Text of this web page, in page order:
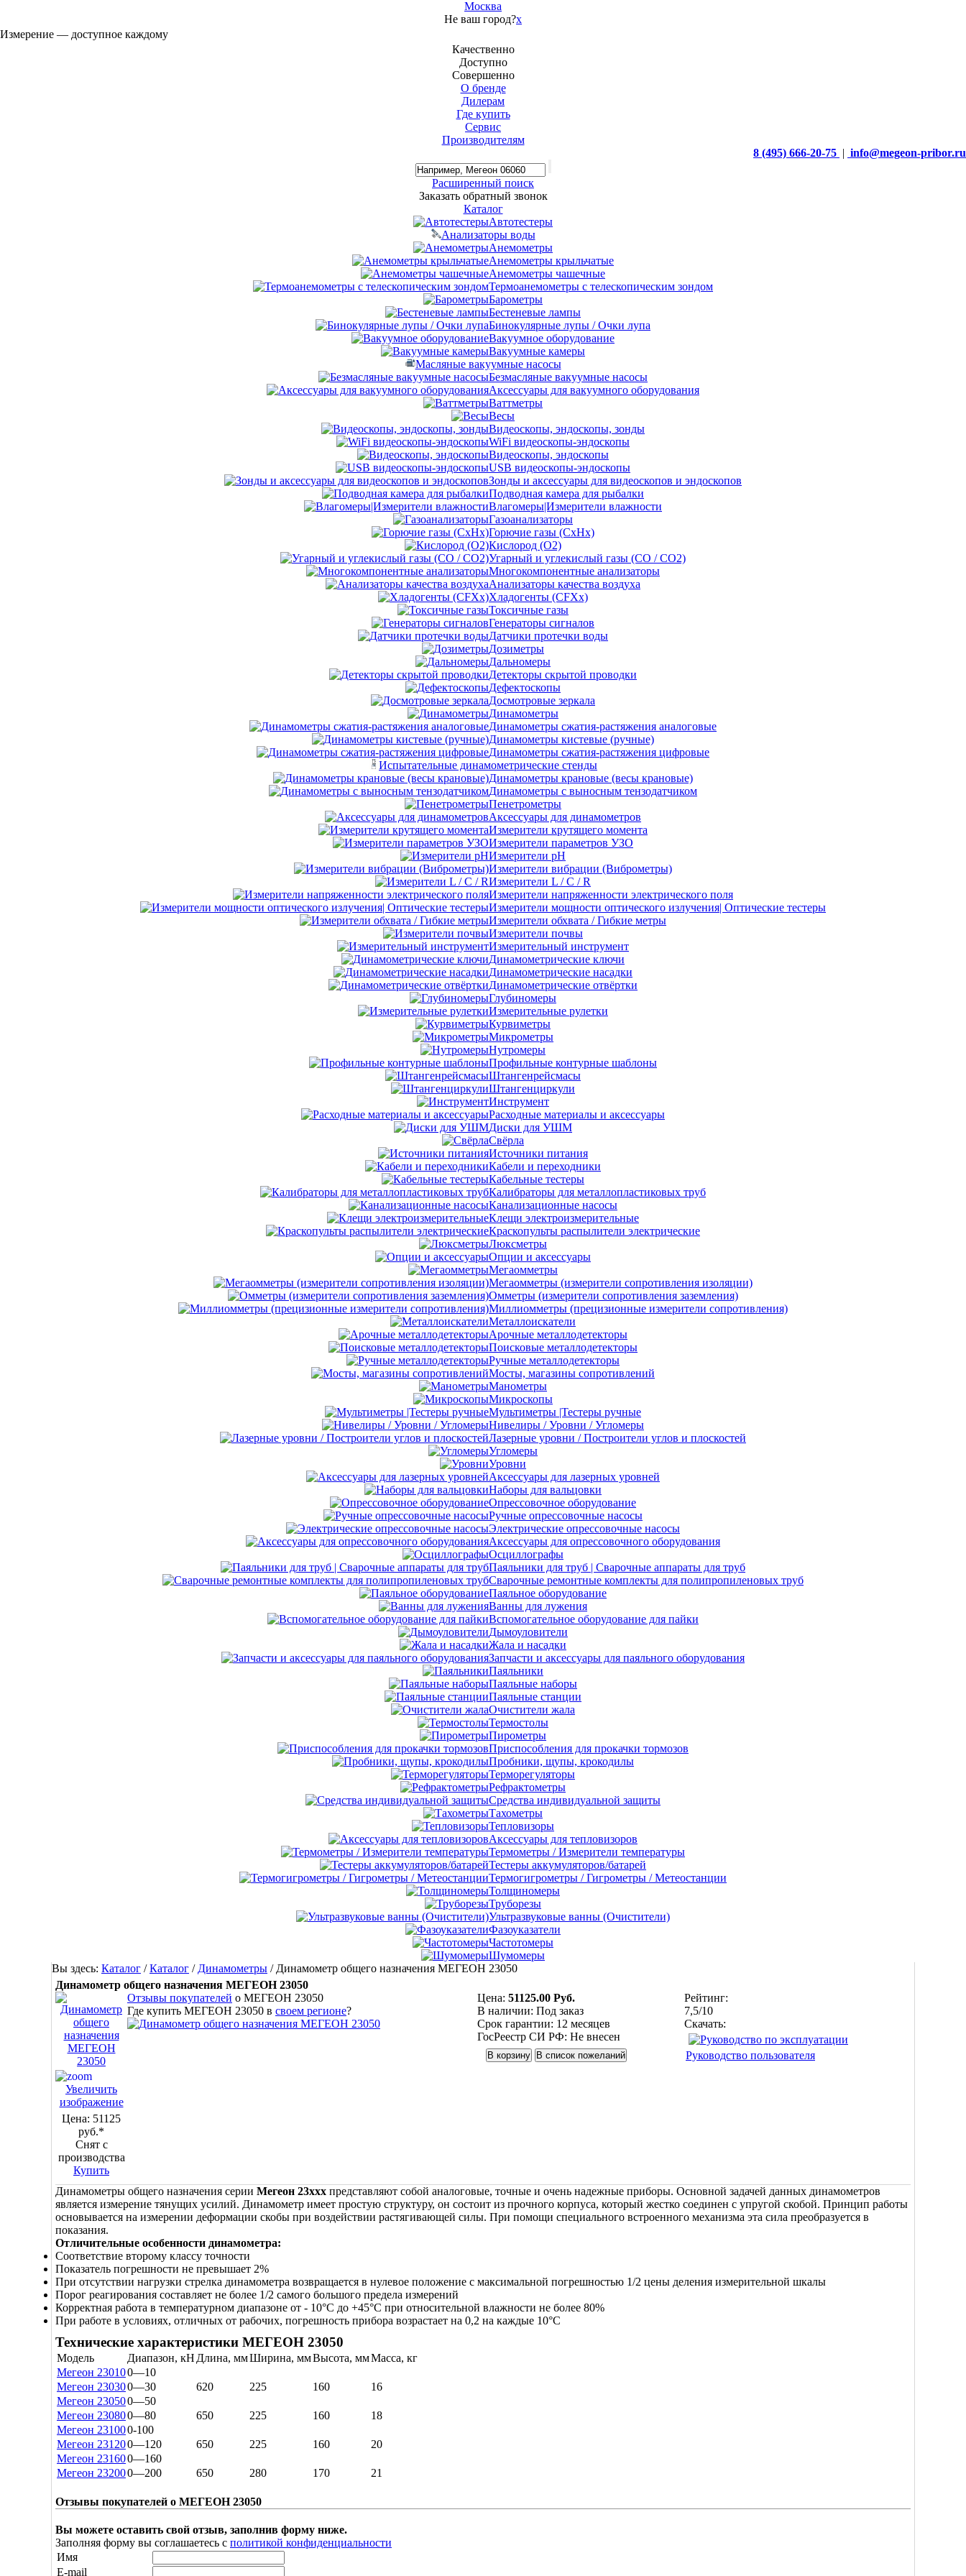
Москва
Не ваш город?x
Измерение — доступное каждому
Качественно
Доступно
Совершенно
О бренде
Дилерам
Где купить
Сервис
Производителям
8 (495) 666-20-75 | info@megeon-pribor.ru
Расширенный поиск
Заказать обратный звонок
Каталог
Автотестеры
Анализаторы воды
Анемометры
Анемометры крыльчатые
Анемометры чашечные
Термоанемометры с телескопическим зондом
Барометры
Бестеневые лампы
Бинокулярные лупы / Очки лупа
Вакуумное оборудование
Вакуумные камеры
Масляные вакуумные насосы
Безмасляные вакуумные насосы
Аксессуары для вакуумного оборудования
Ваттметры
Весы
Видеоскопы, эндоскопы, зонды
WiFi видеоскопы-эндоскопы
Видеоскопы, эндоскопы
USB видеоскопы-эндоскопы
Зонды и аксессуары для видеоскопов и эндоскопов
Подводная камера для рыбалки
Влагомеры|Измерители влажности
Газоанализаторы
Горючие газы (CxHx)
Кислород (O2)
Угарный и углекислый газы (CO / CO2)
Многокомпонентные анализаторы
Анализаторы качества воздуха
Хладогенты (CFXx)
Токсичные газы
Генераторы сигналов
Датчики протечки воды
Дозиметры
Дальномеры
Детекторы скрытой проводки
Дефектоскопы
Досмотровые зеркала
Динамометры
Динамометры сжатия-растяжения аналоговые
Динамометры кистевые (ручные)
Динамометры сжатия-растяжения цифровые
Испытательные динамометрические стенды
Динамометры крановые (весы крановые)
Динамометры с выносным тензодатчиком
Пенетрометры
Аксессуары для динамометров
Измерители крутящего момента
Измерители параметров УЗО
Измерители pH
Измерители вибрации (Виброметры)
Измерители L / C / R
Измерители напряженности электрического поля
Измерители мощности оптического излучения| Оптические тестеры
Измерители обхвата / Гибкие метры
Измерители почвы
Измерительный инструмент
Динамометрические ключи
Динамометрические насадки
Динамометрические отвёртки
Глубиномеры
Измерительные рулетки
Курвиметры
Микрометры
Нутромеры
Профильные контурные шаблоны
Штангенрейсмасы
Штангенциркули
Инструмент
Расходные материалы и аксессуары
Диски для УШМ
Свёрла
Источники питания
Кабели и переходники
Кабельные тестеры
Калибраторы для металлопластиковых труб
Канализационные насосы
Клещи электроизмерительные
Краскопульты распылители электрические
Люксметры
Опции и аксессуары
Мегаомметры
Мегаомметры (измерители сопротивления изоляции)
Омметры (измерители сопротивления заземления)
Миллиомметры (прецизионные измерители сопротивления)
Металлоискатели
Арочные металлодетекторы
Поисковые металлодетекторы
Ручные металлодетекторы
Мосты, магазины сопротивлений
Манометры
Микроскопы
Мультиметры |Тестеры ручные
Нивелиры / Уровни / Угломеры
Лазерные уровни / Построители углов и плоскостей
Угломеры
Уровни
Аксессуары для лазерных уровней
Наборы для вальцовки
Опрессовочное оборудование
Ручные опрессовочные насосы
Электрические опрессовочные насосы
Аксессуары для опрессовочного оборудования
Осциллографы
Паяльники для труб | Сварочные аппараты для труб
Сварочные ремонтные комплекты для полипропиленовых труб
Паяльное оборудование
Ванны для лужения
Вспомогательное оборудование для пайки
Дымоуловители
Жала и насадки
Запчасти и аксессуары для паяльного оборудования
Паяльники
Паяльные наборы
Паяльные станции
Очистители жала
Термостолы
Пирометры
Приспособления для прокачки тормозов
Пробники, щупы, крокодилы
Терморегуляторы
Рефрактометры
Средства индивидуальной защиты
Тахометры
Тепловизоры
Аксессуары для тепловизоров
Термометры / Измерители температуры
Тестеры аккумуляторов/батарей
Термогигрометры / Гигрометры / Метеостанции
Толщиномеры
Труборезы
Ультразвуковые ванны (Очистители)
Фазоуказатели
Частотомеры
Шумомеры
Вы здесь: Каталог /Каталог / Динамометры / Динамометр общего назначения МЕГЕОН 23050
Динамометр общего назначения МЕГЕОН 23050
Увеличить
изображение
Цена: 51125
руб.*
Снят с
производства
Купить
Отзывы покупателей о МЕГЕОН 23050
Где купить МЕГЕОН 23050 в своем регионе?
Цена: 51125.00 Руб.
В наличии: Под заказ
Срок гарантии: 12 месяцев
ГосРеестр СИ РФ: Не внесен
Рейтинг:
7,5/10
Скачать:
Руководство пользователя
Динамометры общего назначения серии Мегеон 23ххх представляют собой аналоговые, точные и очень надежные приборы. Основной задачей данных динамометров
является измерение тянущих усилий. Динамометр имеет простую структуру, он состоит из прочного корпуса, который жестко соединен с упругой скобой. Принцип работы
основывается на измерении деформации скобы при воздействии растягивающей силы. При помощи специального встроенного механизма эта сила преобразуется в
показания.
Отличительные особенности динамометра:
Соответствие второму классу точности
Показатель погрешности не превышает 2%
При отсутствии нагрузки стрелка динамометра возвращается в нулевое положение с максимальной погрешностью 1/2 цены деления измерительной шкалы
Порог реагирования составляет не более 1/2 самого большого предела измерений
Корректная работа в температурном диапазоне от - 10°C до +45°С при относительной влажности не более 80%
При работе в условиях, отличных от рабочих, погрешность прибора возрастает на 0,2 на каждые 10°С
Технические характеристики МЕГЕОН 23050
Модель Диапазон, кН Длина, ммШирина, ммВысота, ммМасса, кг
Мегеон 230100—10
620
225 160 16
Мегеон 230300—30
Мегеон 230500—50
Мегеон 230800—80 650 225 160
18
Мегеон 231000-100
650
225 160 20
Мегеон 231200—120
Мегеон 231600—160
Мегеон 232000—200 650 280 170 21
Отзывы покупателей о МЕГЕОН 23050
Вы можете оставить свой отзыв, заполнив форму ниже.
Заполняя форму вы соглашаетесь с политикой конфиденциальности
Имя
E-mail